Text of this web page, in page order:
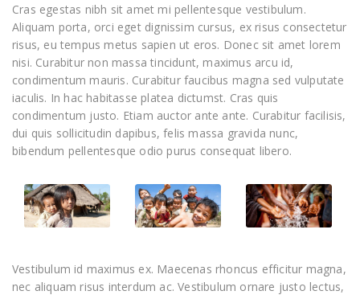
Cras egestas nibh sit amet mi pellentesque vestibulum.
Aliquam porta, orci eget dignissim cursus, ex risus consectetur
risus, eu tempus metus sapien ut eros. Donec sit amet lorem
nisi. Curabitur non massa tincidunt, maximus arcu id,
condimentum mauris. Curabitur faucibus magna sed vulputate
iaculis. In hac habitasse platea dictumst. Cras quis
condimentum justo. Etiam auctor ante ante. Curabitur facilisis,
dui quis sollicitudin dapibus, felis massa gravida nunc,
bibendum pellentesque odio purus consequat libero.
Vestibulum id maximus ex. Maecenas rhoncus efficitur magna,
nec aliquam risus interdum ac. Vestibulum ornare justo lectus,